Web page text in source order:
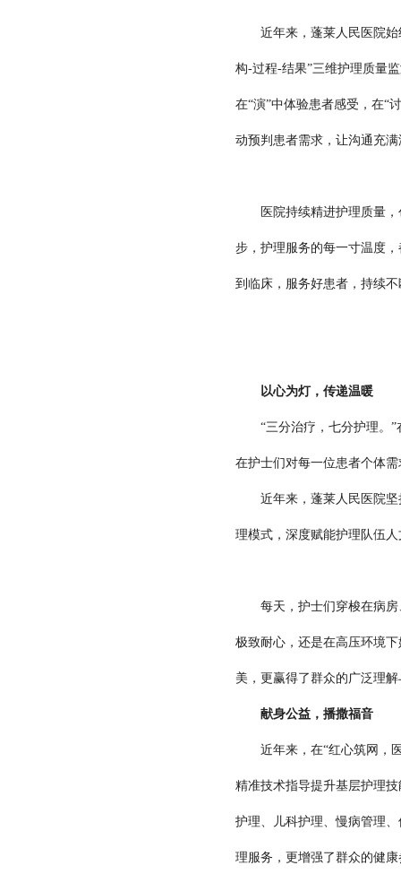
近年来，蓬莱人民医院始终
构-过程-结果”三维护理质量
在“演”中体验患者感受，在“
动预判患者需求，让沟通充
医院持续精进护理质量，创
步，护理服务的每一寸温度
到临床，服务好患者，持续
以心为灯，传递温暖
“三分治疗，七分护理。”
在护士们对每一位患者个体
近年来，蓬莱人民医院坚持
理模式，深度赋能护理队伍
每天，护士们穿梭在病房
极致耐心，还是在高压环境
美，更赢得了群众的广泛理
献身公益，播撒福音
近年来，在“红心筑网，医
精准技术指导提升基层护理
护理、儿科护理、慢病管理
理服务，更增强了群众的健